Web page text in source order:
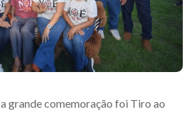
grande comemoração foi Tiro ao